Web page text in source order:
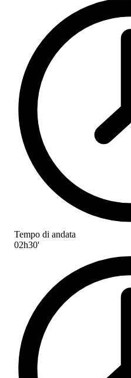
Tempo di andata
02h30'